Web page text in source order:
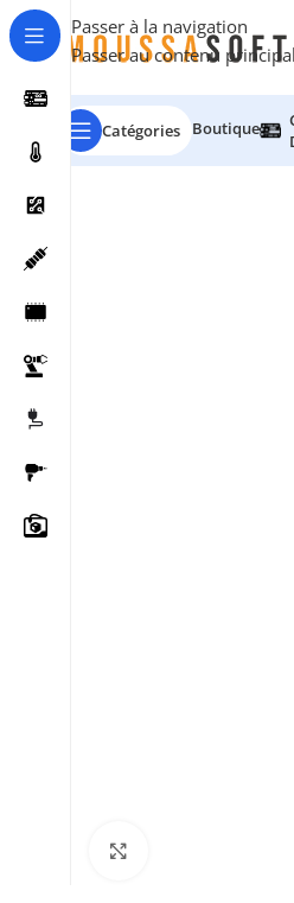
Passer à la navigation
Passer au contenu principal
moussasoft
Catégories Boutique